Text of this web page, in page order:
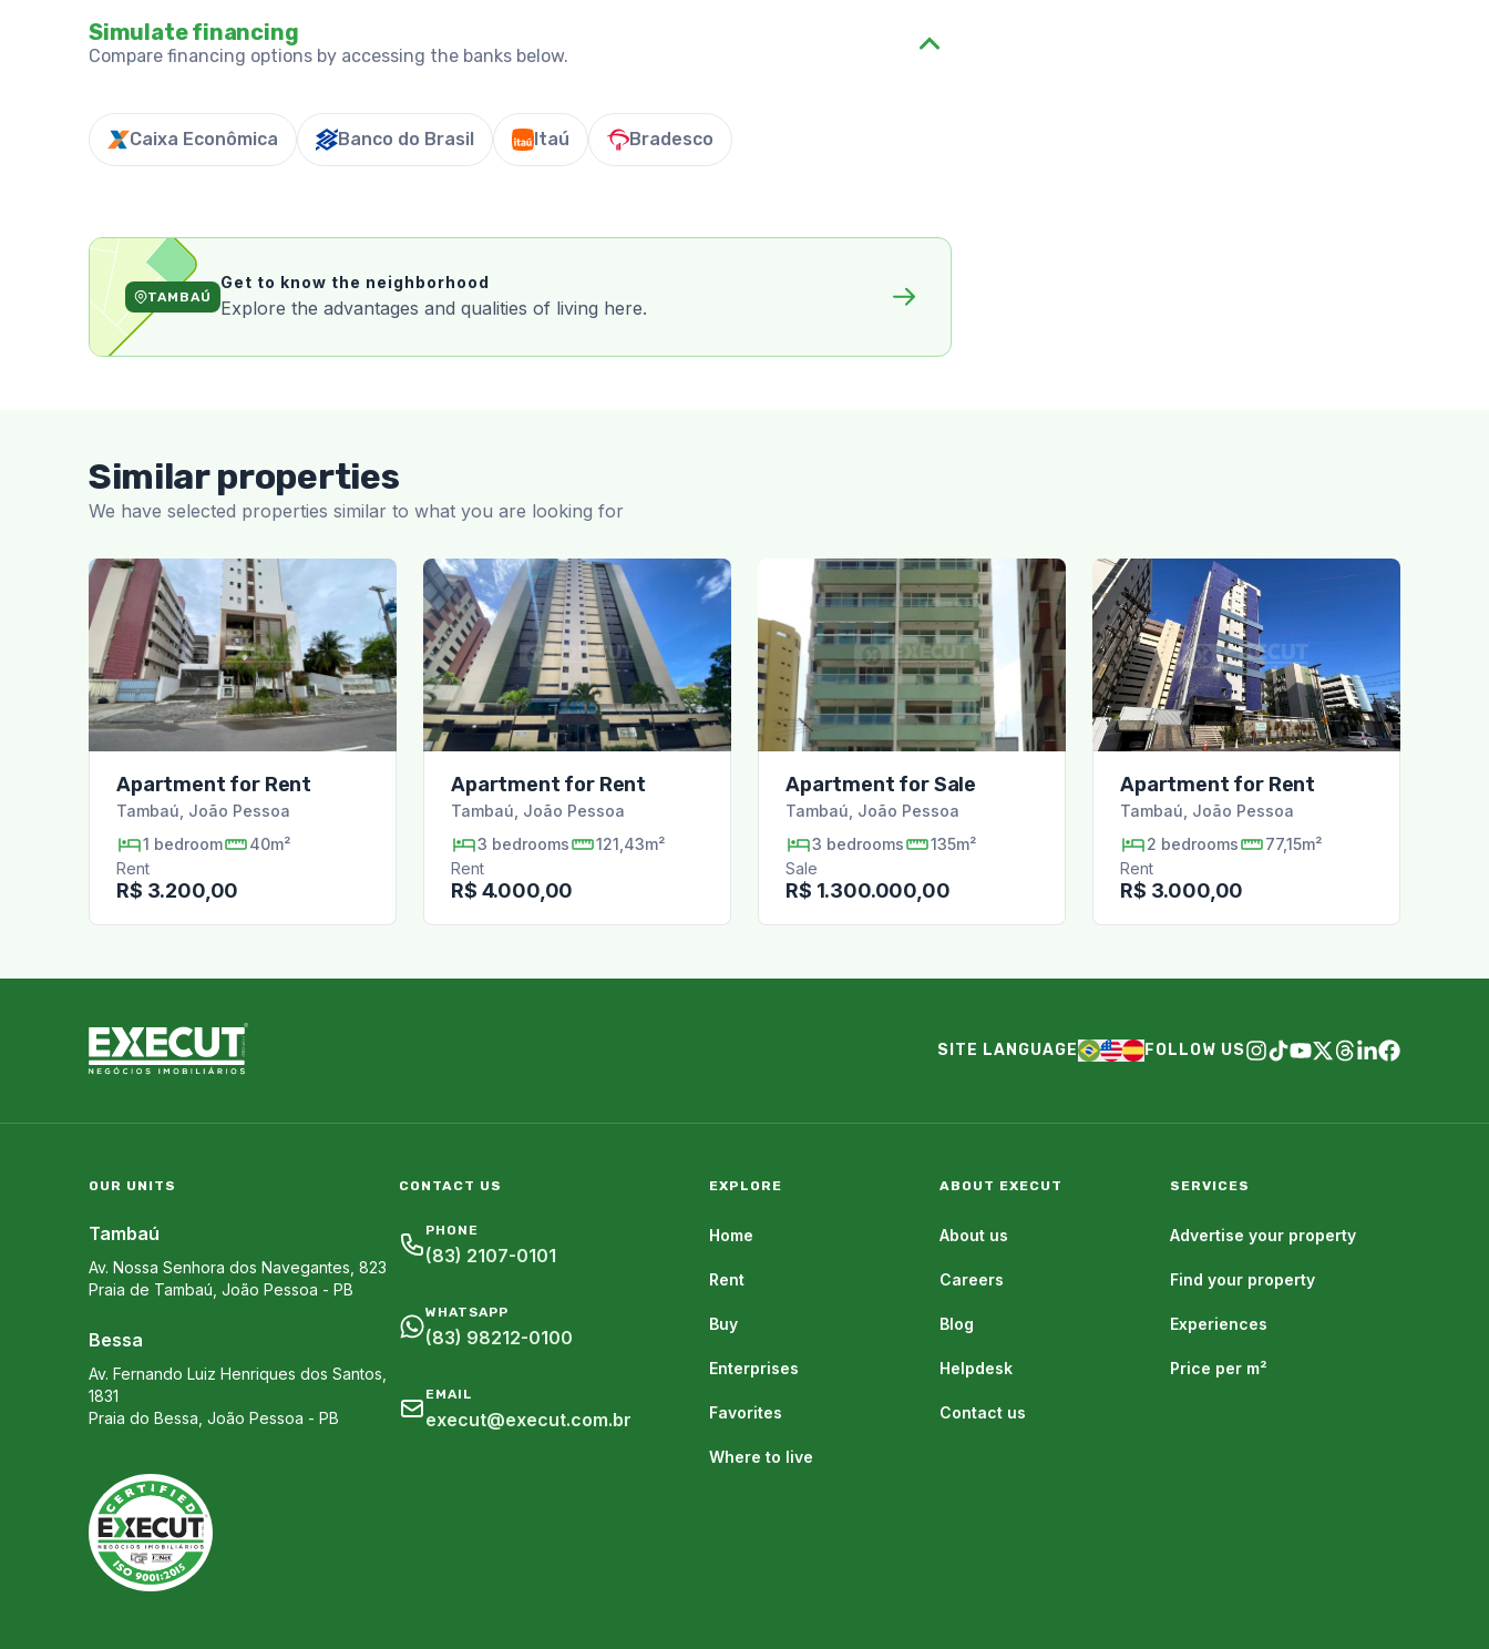
Simulate financing
Compare financing options by accessing the banks below.
Caixa Econômica Banco do Brasil Itaú Bradesco
TAMBAÚ
Get to know the neighborhood
Explore the advantages and qualities of living here.
Similar properties
We have selected properties similar to what you are looking for
Apartment for Rent
Tambaú João Pessoa
1 bedroom
40m²
Rent
R$ 3.200,00
Apartment for Rent
Tambaú João Pessoa
3 bedrooms
121,43m²
Rent
R$ 4.000,00
Apartment for Sale
Tambaú João Pessoa
3 bedrooms
135m²
Sale
R$ 1.300.000,00
Apartment for Rent
Tambaú João Pessoa
2 bedrooms
77,15m²
Rent
R$ 3.000,00
SITE LANGUAGE FOLLOW US
OUR UNITS
Tambaú
Av. Nossa Senhora dos Navegantes, 823
Praia de Tambaú João Pessoa - PB
Bessa
Av. Fernando Luiz Henriques dos Santos,
1831
Praia do Bessa João Pessoa - PB
CONTACT US
PHONE
(83) 2107-0101
WHATSAPP
(83) 98212-0100
EMAIL
execut@execut.com.br
EXPLORE
Home
Rent
Buy
Enterprises
Favorites
Where to live
ABOUT EXECUT
About us
Careers
Blog
Helpdesk
Contact us
SERVICES
Advertise your property
Find your property
Experiences
Price per m²